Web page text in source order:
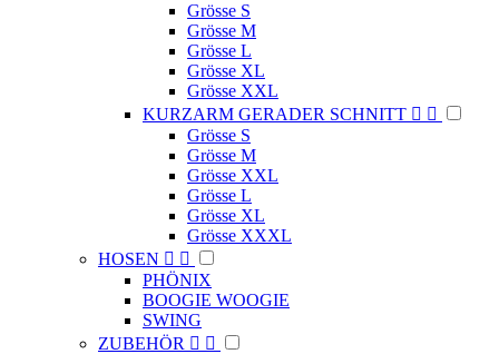
Grösse S
Grösse M
Grösse L
Grösse XL
Grösse XXL
KURZARM GERADER SCHNITT  
Grösse S
Grösse M
Grösse XXL
Grösse L
Grösse XL
Grösse XXXL
HOSEN  
PHÖNIX
BOOGIE WOOGIE
SWING
ZUBEHÖR  